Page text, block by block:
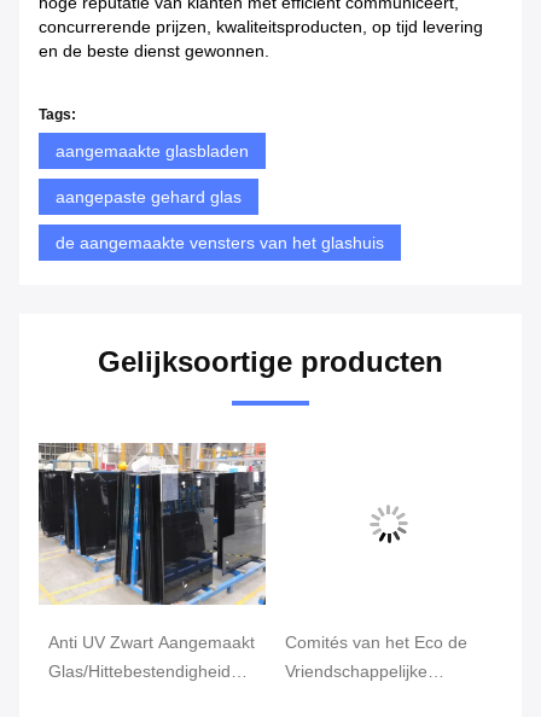
concurrerende prijzen, kwaliteitsproducten, op tijd levering
en de beste dienst gewonnen.
Tags:
aangemaakte glasbladen
aangepaste gehard glas
de aangemaakte vensters van het glashuis
Gelijksoortige producten
Anti UV Zwart Aangemaakt
Glas/Hittebestendigheid
Comités van het Eco de
Vriendschappelijke